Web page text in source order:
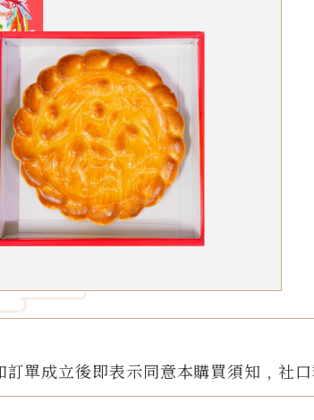
訂單成立後即表示同意本購買須知﹐社